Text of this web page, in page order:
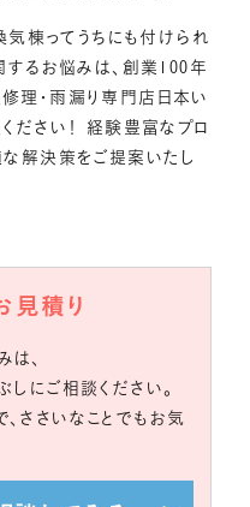
気棟ってうちにも付けられ
するお悩みは、創業100年
理・雨漏り専門店日本い
ださい！ 経験豊富なプロ
解決策をご提案いたし
見積り
、
にご相談ください。
ささいなことでもお気